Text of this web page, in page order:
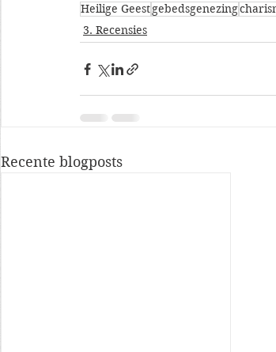
Heilige Geestgebedsgenezing
3. Recensies
Recente blogposts